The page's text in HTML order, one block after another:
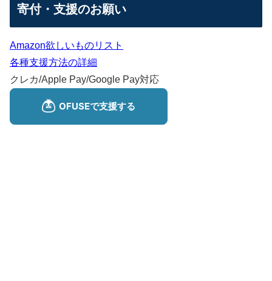
寄付・支援のお願い
Amazon欲しいものリスト
各種支援方法の詳細
クレカ/Apple Pay/Google Pay対応